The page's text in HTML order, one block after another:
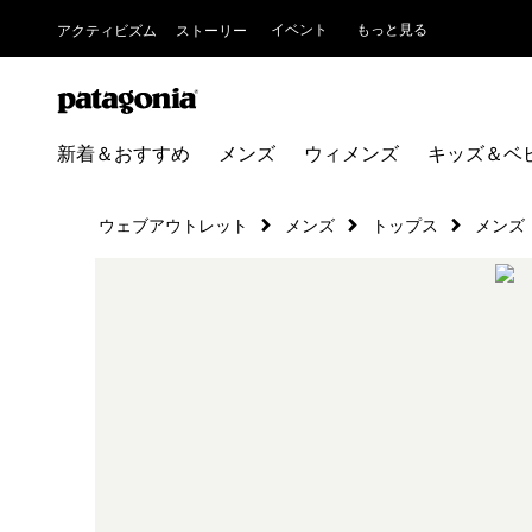
アクティビズム ストーリー イベント もっと見る
新着＆おすすめ メンズ ウィメンズ キッズ＆ベ
ウェブアウトレット メンズ トップス メンズ